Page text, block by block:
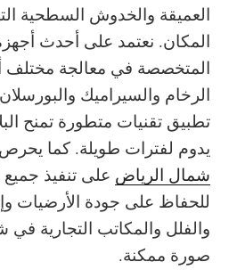
العميقة والخدوش السطحية
المكان. نعتمد على أحدث
المتخصصة في معالجة مختلف
الرخام والسيراميك
تطبيق تقنيات متطورة تمنح
يدوم لفترات طويلة. كما
شمال الرياض على تنفيذ جميع
للحفاظ على جودة الأرضيات
والفلل والمكاتب التجارية
صورة ممكنة.